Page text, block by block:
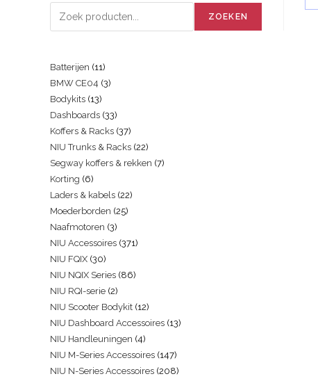
ZOEKEN
Batterijen 11
BMW CE04 3
Bodykits 13
Dashboards 33
Koffers & Racks 37
NIU Trunks & Racks 22
Segway koffers & rekken 7
Korting 6
Laders & kabels 22
Moederborden 25
Naafmotoren 3
NIU Accessoires 371
NIU FQIX 30
NIU NQIX Series 86
NIU RQI-serie 2
NIU Scooter Bodykit 12
NIU Dashboard Accessoires 13
NIU Handleuningen 4
NIU M-Series Accessoires 147
NIU N-Series Accessoires 208